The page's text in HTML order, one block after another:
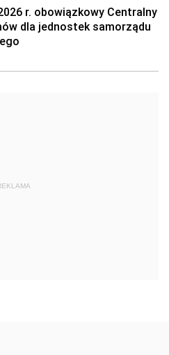
r. obowiązkowy Centralny
dla jednostek samorządu